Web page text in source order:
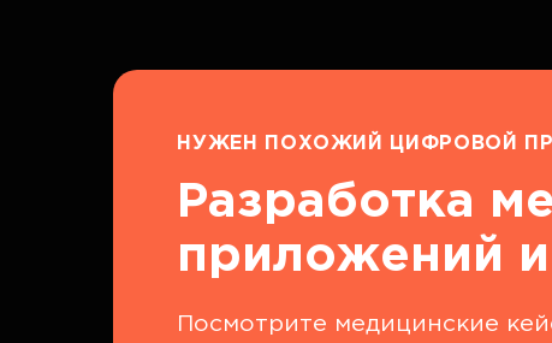
НУЖЕН ПОХОЖИЙ ЦИФРОВОЙ
Разработка
приложений и
Посмотрите медицинские